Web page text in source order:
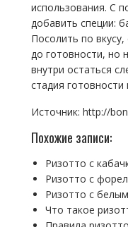
использования. С
добавить специи:
Посолить по
до готовности, но
внутри остаться
стадия готовности
Источник: http://
Похожие записи:
Ризотто с
Ризотто с
Ризотто с
Что такое